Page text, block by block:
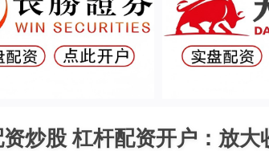
炒股 杠杆配资开户：放大